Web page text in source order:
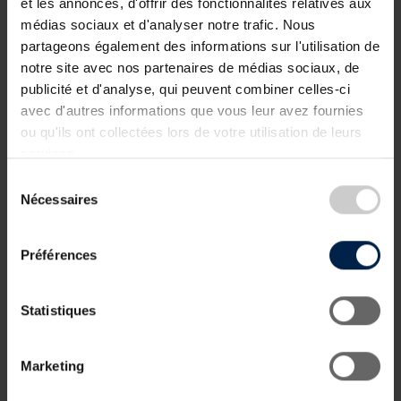
et les annonces, d'offrir des fonctionnalités relatives aux
médias sociaux et d'analyser notre trafic. Nous
partageons également des informations sur l'utilisation de
notre site avec nos partenaires de médias sociaux, de
publicité et d'analyse, qui peuvent combiner celles-ci
avec d'autres informations que vous leur avez fournies
ou qu'ils ont collectées lors de votre utilisation de leurs
Nécessaires
Préférences
Statistiques
Marketing
Domaine Clos des Rochers – Crémant de
Luxembourg, Brut ;
Domaines Vinsmoselle – VIGNUM Crémant,
Domaines Vinsmoselle – VIGNUM Riesling
Grevenmacher Paradaïs, Grand Premier Cru ;
Domaine Sunnen-Hoffmann – Crémant, Cuvée
Domaine viticole Schumacher-Lethal – Crémant
de Luxembourg, Cuvée « Gëlle Fra » Rosé ;
Domaine Claude Bentz – Crémant Brut ;
Fohl Brut Nature ;